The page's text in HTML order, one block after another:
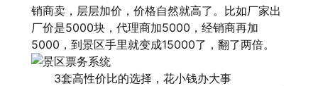
销商卖，层层加价，价格自然就高了。比如厂家出
厂价是5000块，代理商加5000，经销商再加
5000，到景区手里就变成15000了，翻了两倍。
3套高性价比的选择，花小钱办大事